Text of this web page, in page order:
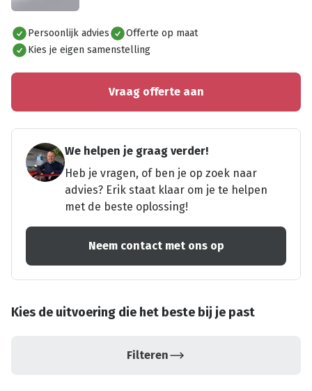
Alles bekijken
Persoonlijk advies
Offerte op maat
Kies je eigen samenstelling
Vraag offerte aan
We helpen je graag verder!
Heb je vragen, of ben je op zoek naar
advies? Erik staat klaar om je te helpen
met de beste oplossing!
Neem contact met ons op
Kies de uitvoering die het beste bij je past
Filteren